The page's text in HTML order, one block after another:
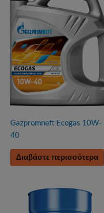
Gazpromneft Ecogas 10W-
40
Διαβάστε περισσότερα